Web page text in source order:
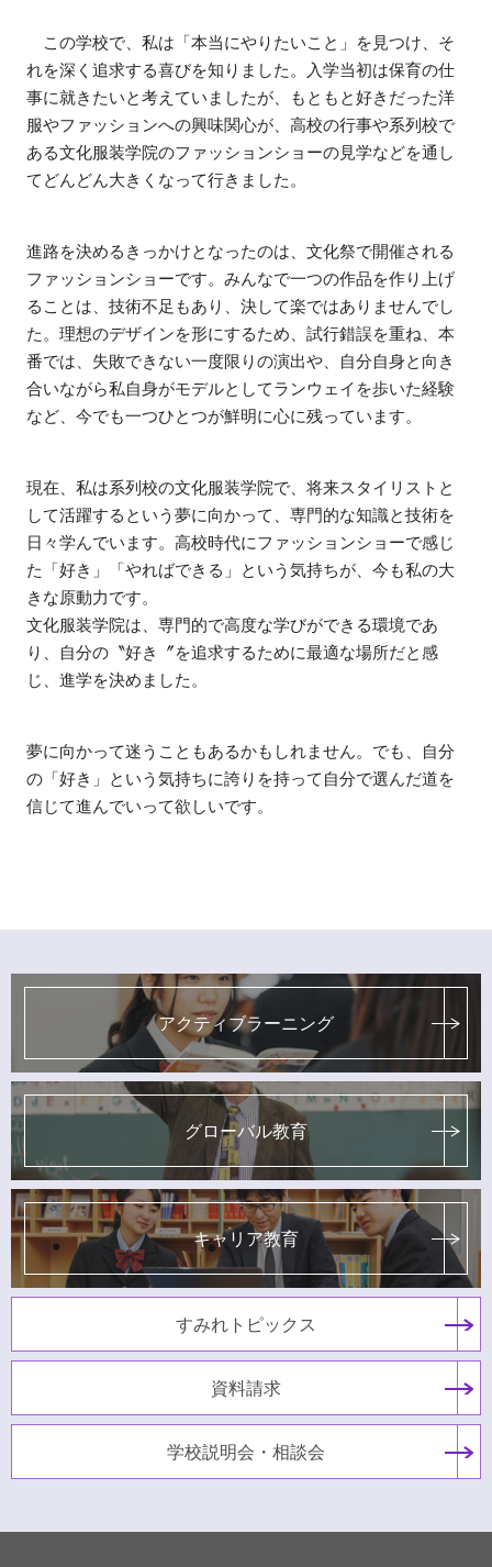
この学校で、私は「本当にやりたいこと」を見つけ、そ
れを深く追求する喜びを知りました。入学当初は保育の仕
事に就きたいと考えていましたが、もともと好きだった洋
服やファッションへの興味関心が、高校の行事や系列校で
ある文化服装学院のファッションショーの見学などを通し
てどんどん大きくなって行きました。
進路を決めるきっかけとなったのは、文化祭で開催される
ファッションショーです。みんなで一つの作品を作り上げ
ることは、技術不足もあり、決して楽ではありませんでし
た。理想のデザインを形にするため、試行錯誤を重ね、本
番では、失敗できない一度限りの演出や、自分自身と向き
合いながら私自身がモデルとしてランウェイを歩いた経験
など、今でも一つひとつが鮮明に心に残っています。
現在、私は系列校の文化服装学院で、将来スタイリストと
して活躍するという夢に向かって、専門的な知識と技術を
日々学んでいます。高校時代にファッションショーで感じ
た「好き」「やればできる」という気持ちが、今も私の大
きな原動力です。
文化服装学院は、専門的で高度な学びができる環境であ
り、自分の〝好き〞を追求するために最適な場所だと感
じ、進学を決めました。
夢に向かって迷うこともあるかもしれません。でも、自分
の「好き」という気持ちに誇りを持って自分で選んだ道を
信じて進んでいって欲しいです。
アクティブラーニング
グローバル教育
キャリア教育
すみれトピックス
資料請求
学校説明会・相談会